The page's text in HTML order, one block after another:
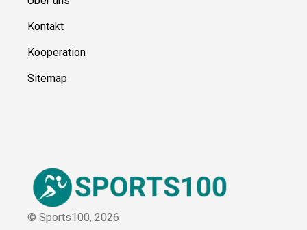
Kontakt
Kooperation
Sitemap
© Sports100, 2026